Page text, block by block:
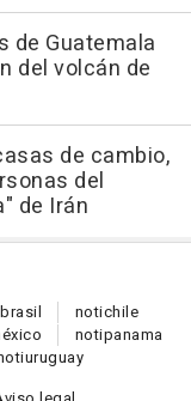
de Guatemala
del volcán de
de cambio,
del
de Irán
brasil notichile
notipanama
uruguay